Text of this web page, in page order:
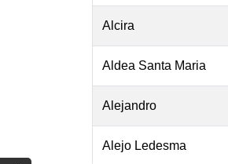
Alcira
Aldea Santa Maria
Alejandro
Alejo Ledesma